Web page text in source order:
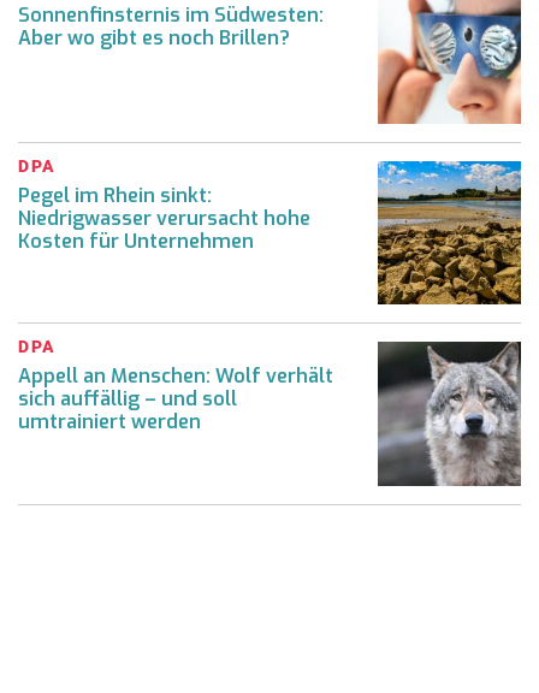
Sonnenfinsternis im Südwesten:
Aber wo gibt es noch Brillen?
DPA
Pegel im Rhein sinkt:
Niedrigwasser verursacht hohe
Kosten für Unternehmen
DPA
Appell an Menschen: Wolf verhält
sich auffällig – und soll
umtrainiert werden